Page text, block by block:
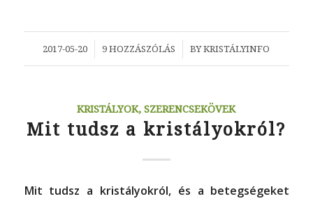
2017-05-20
/ 9 HOZZÁSZÓLÁS
/ BYKRISTÁLYINFO
KRISTÁLYOK, SZERENCSEKÖVEK
Mit tudsz a kristályokról?
Mit tudsz a kristályokról, és a betegségeket